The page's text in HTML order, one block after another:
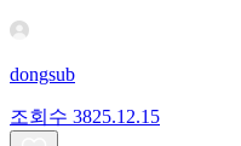
dongsub
조회수 3825.12.15